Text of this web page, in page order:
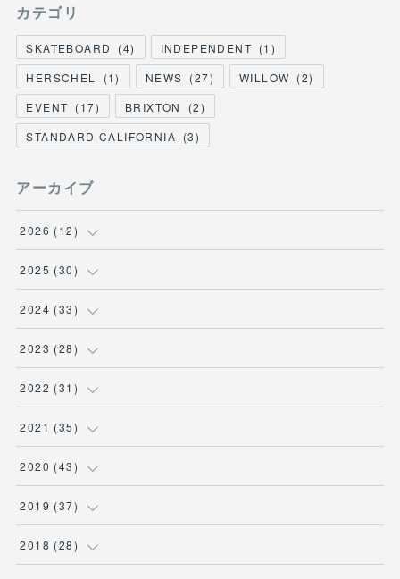
カテゴリ
SKATEBOARD (4) INDEPENDENT (1 )
HERSCHEL
(1) NEWS (27) WILLOW (2)
EVENT (17) BRIXTON (2)
STANDARD CALIFORNIA (3)
アーカイブ
2026 (12)
(3)
(1)
(2)
( 1 )
2025 (30)
(5)
(3)
(2 )
( 4)
2024 (33)
(5)
(1 )
(2)
( 6 )
2023 (28)
(3 )
(2)
(2)
(3)
2022 (31 )
(1)
(3)
(3)
(2 )
2021 (35)
(1)
(4)
(1)
2020 (43)
(3)
(4)
2019 (37)
(4)
2018 (28)